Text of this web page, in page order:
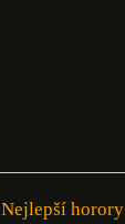
Nejlepší horory